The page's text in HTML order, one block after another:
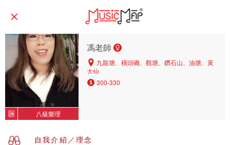
八級樂理
馮老師
九龍塘、橫頭磡、觀塘、鑽石山、油塘、黃
大仙
300-330
自我介紹／理念